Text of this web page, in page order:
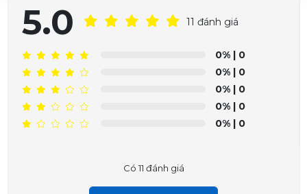
5.0 11 đánh giá
0% | 0
0% | 0
0% | 0
0% | 0
0% | 0
Có 11 đánh giá
Phạm Trâm vừa đặt mua
Máy giặt Samsung Inverter 8
Kg
Trần Phước Hưng vừa đặt muaMáy giặt Samsung